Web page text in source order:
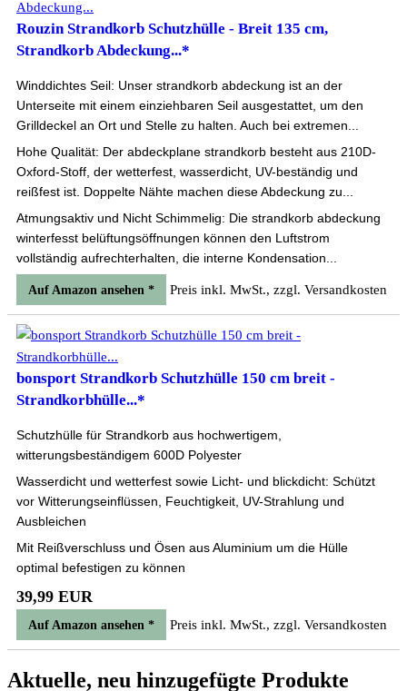
Rouzin Strandkorb Schutzhülle - Breit 135 cm,
Strandkorb Abdeckung...*
Winddichtes Seil: Unser strandkorb abdeckung ist an der
Unterseite mit einem einziehbaren Seil ausgestattet, um den
Grilldeckel an Ort und Stelle zu halten. Auch bei extremen...
Hohe Qualität: Der abdeckplane strandkorb besteht aus 210D-
Oxford-Stoff, der wetterfest, wasserdicht, UV-beständig und
reißfest ist. Doppelte Nähte machen diese Abdeckung zu...
Atmungsaktiv und Nicht Schimmelig: Die strandkorb abdeckung
winterfesst belüftungsöffnungen können den Luftstrom
vollständig aufrechterhalten, die interne Kondensation...
Auf Amazon ansehen * Preis inkl. MwSt., zzgl. Versandkosten
bonsport Strandkorb Schutzhülle 150 cm breit -
Strandkorbhülle...*
Schutzhülle für Strandkorb aus hochwertigem,
witterungsbeständigem 600D Polyester
Wasserdicht und wetterfest sowie Licht- und blickdicht: Schützt
vor Witterungseinflüssen, Feuchtigkeit, UV-Strahlung und
Ausbleichen
Mit Reißverschluss und Ösen aus Aluminium um die Hülle
optimal befestigen zu können
39,99 EUR
Auf Amazon ansehen * Preis inkl. MwSt., zzgl. Versandkosten
Aktuelle, neu hinzugefügte Produkte